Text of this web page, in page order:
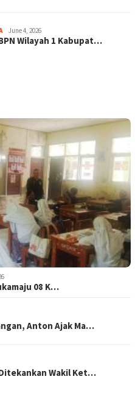
June 4, 2026
Wilayah 1 Kabupat…
08 K…
Anton Ajak Ma…
Wakil Ket…